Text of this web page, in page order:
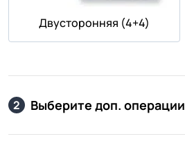
Двусторонняя (4+4)
2 Выберите доп. операции